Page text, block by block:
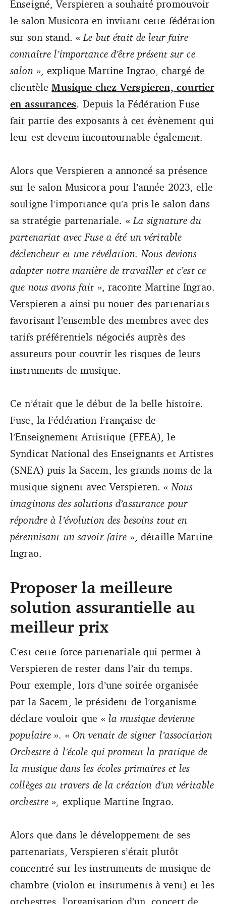
Enseigné, Verspieren a souhaité promouvoir
le salon Musicora en invitant cette fédération
sur son stand. « Le but était de leur faire
connaître l’importance d’être présent sur ce
salon », explique Martine Ingrao, chargé de
clientèleMusique chez Verspieren, courtier
en assurances. Depuis la Fédération Fuse
fait partie des exposants à cet évènement qui
leur est devenu incontournable également.
Alors que Verspieren a annoncé sa présence
sur le salon Musicora pour l’année 2023, elle
souligne l’importance qu’a pris le salon dans
sa stratégie partenariale. « La signature du
partenariat avec Fuse a été un véritable
déclencheur et une révélation. Nous devions
adapter notre manière de travailler et c’est ce
que nous avons fait », raconte Martine Ingrao.
Verspieren a ainsi pu nouer des partenariats
favorisant l’ensemble des membres avec des
tarifs préférentiels négociés auprès des
assureurs pour couvrir les risques de leurs
instruments de musique.
Ce n’était que le début de la belle histoire.
Fuse, la Fédération Française de
l’Enseignement Artistique (FFEA), le
Syndicat National des Enseignants et Artistes
(SNEA) puis la Sacem, les grands noms de la
musique signent avec Verspieren. « Nous
imaginons des solutions d’assurance pour
répondre à l’évolution des besoins tout en
pérennisant un savoir-faire », détaille Martine
Ingrao.
Proposer la meilleure
solution assurantielle au
meilleur prix
C’est cette force partenariale qui permet à
Verspieren de rester dans l’air du temps.
Pour exemple, lors d’une soirée organisée
par la Sacem, le président de l’organisme
déclare vouloir que « la musique devienne
populaire ». « On venait de signer l’association
Orchestre à l’école qui promeut la pratique de
la musique dans les écoles primaires et les
collèges au travers de la création d’un véritable
orchestre », explique Martine Ingrao.
Alors que dans le développement de ses
partenariats, Verspieren s’était plutôt
concentré sur les instruments de musique de
chambre (violon et instruments à vent) et les
orchestres, l’organisation d’un concert de